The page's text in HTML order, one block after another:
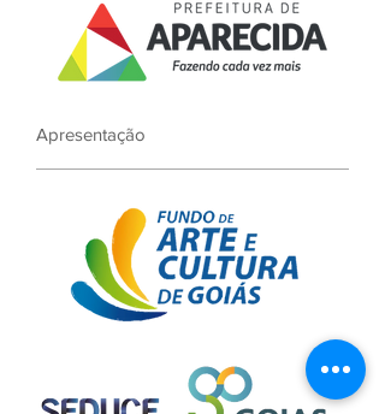
Apresentação